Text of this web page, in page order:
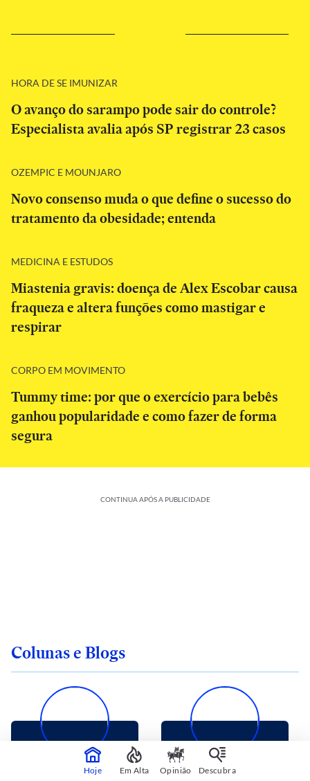
HORA DE SE IMUNIZAR
O avanço do sarampo pode sair do controle?
Especialista avalia após SP registrar 23 casos
OZEMPIC E MOUNJARO
Novo consenso muda o que define o sucesso do
tratamento da obesidade; entenda
MEDICINA E ESTUDOS
Miastenia gravis: doença de Alex Escobar causa
fraqueza e altera funções como mastigar e
respirar
CORPO EM MOVIMENTO
Tummy time: por que o exercício para bebês
ganhou popularidade e como fazer de forma
segura
CONTINUA APÓS A PUBLICIDADE
Colunas e Blogs
CARLOS ANDREAZZA VERA ROSA
Hoje Em Alta Opinião Descubra